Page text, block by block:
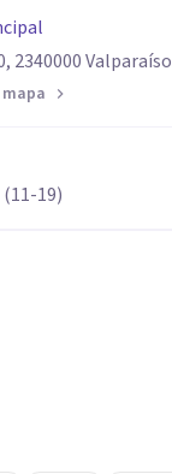
2340000 Valparaíso
19)